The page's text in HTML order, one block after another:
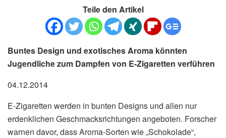
Teile den Artikel
Buntes Design und exotisches Aroma könnten
Jugendliche zum Dampfen von E-Zigaretten verführen
04.12.2014
E-Zigaretten werden in bunten Designs und allen nur
erdenklichen Geschmacksrichtungen angeboten. Forscher
warnen davor, dass Aroma-Sorten wie „Schokolade“,